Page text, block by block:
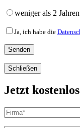
weniger als 2 Jahren
Ja, ich habe die
Schließen
Jetzt